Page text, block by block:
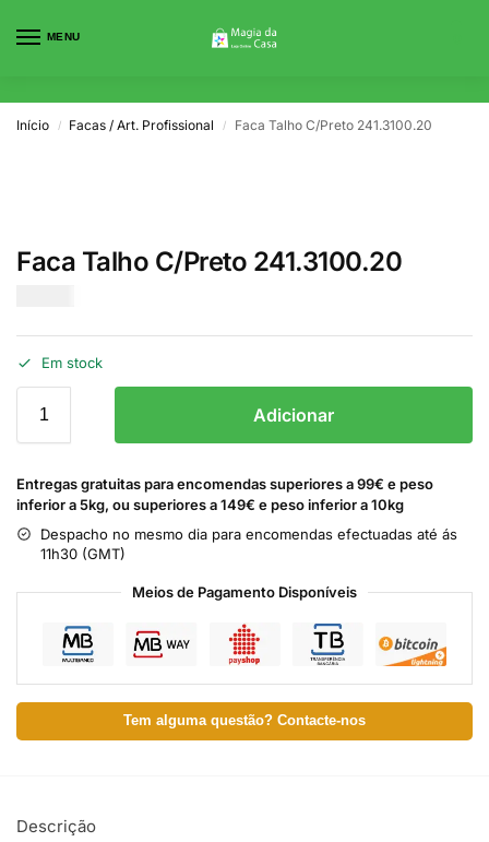
MENU
Início / Facas / Art. Profissional / Faca Talho C/Preto 241.3100.20
Faca Talho C/Preto 241.3100.20
Em stock
Adicionar
Entregas gratuitas para encomendas superiores a 99€ e peso
inferior a 5kg, ou superiores a 149€ e peso inferior a 10kg
Despacho no mesmo dia para encomendas efectuadas até ás
11h30 (GMT)
Meios de Pagamento Disponíveis
Tem alguma questão? Contacte-nos
Descrição